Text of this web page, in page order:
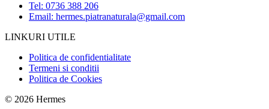
Tel: 0736 388 206
Email: hermes.piatranaturala@gmail.com
LINKURI UTILE
Politica de confidentialitate
Termeni si conditii
Politica de Cookies
© 2026 Hermes